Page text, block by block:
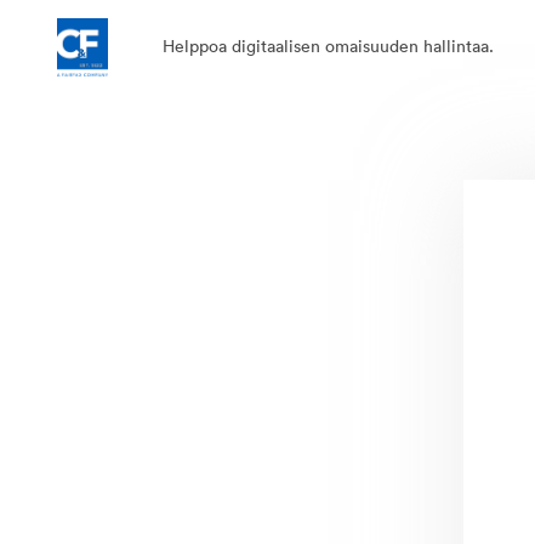
Helppoa digitaalisen omaisuuden hallintaa.